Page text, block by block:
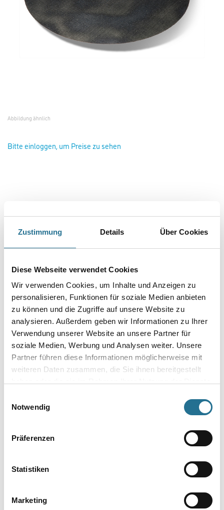
Zustimmung Details Über Cookies
Diese Webseite verwendet Cookies
Wir verwenden Cookies, um Inhalte und Anzeigen zu
personalisieren, Funktionen für soziale Medien anbieten
zu können und die Zugriffe auf unsere Website zu
analysieren. Außerdem geben wir Informationen zu Ihrer
Verwendung unserer Website an unsere Partner für
soziale Medien, Werbung und Analysen weiter. Unsere
Partner führen diese Informationen möglicherweise mit
weiteren Daten zusammen, die Sie ihnen bereitgestellt
Notwendig
Präferenzen
Statistiken
Marketing
Abbildung ähnlich
Bitte einloggen, um Preise zu sehen
#294895
Art-Nr.:4086-005126
Körnung
Umrechnungsfaktoren
- Nylon als Trägermaterial